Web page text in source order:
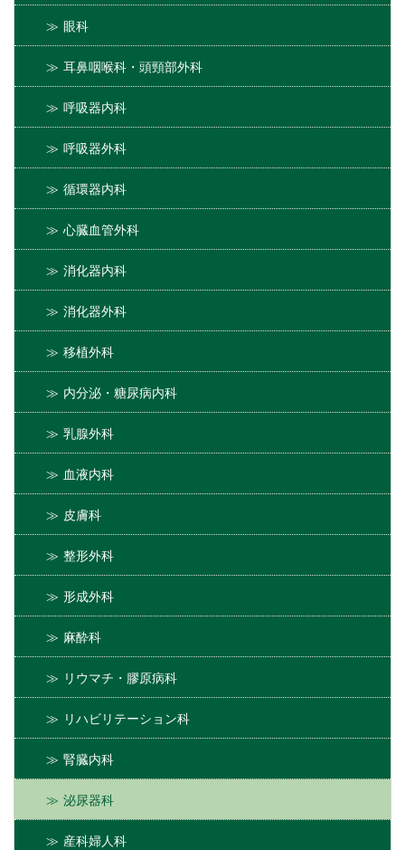
眼科
耳鼻咽喉科・頭頸部外科
呼吸器内科
呼吸器外科
循環器内科
心臓血管外科
消化器内科
消化器外科
移植外科
内分泌・糖尿病内科
乳腺外科
血液内科
皮膚科
整形外科
形成外科
麻酔科
リウマチ・膠原病科
リハビリテーション科
腎臓内科
泌尿器科
産科婦人科